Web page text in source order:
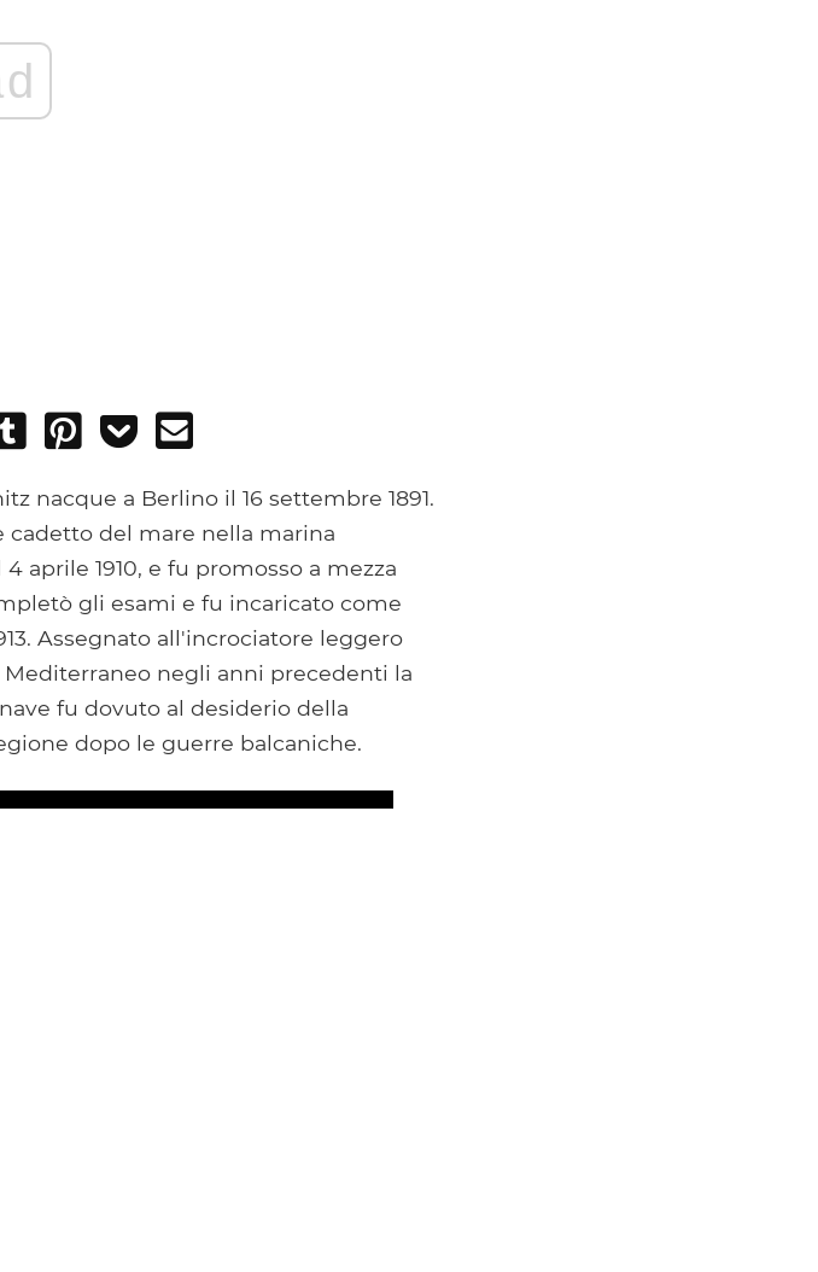
Post
Tumblr
Pin
Add
Pocket
nacque a Berlino il 16 settembre 1891.
cadetto del mare nella marina
aprile 1910, e fu promosso a mezza
gli esami e fu incaricato come
Assegnato all'incrociatore leggero
negli anni precedenti la
fu dovuto al desiderio della
dopo le guerre balcaniche.